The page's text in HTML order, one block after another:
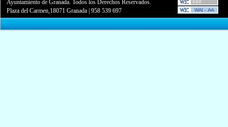
Ayuntamiento de Granada. Todos los Derechos Reservados.
Plaza del Carmen,18071 Granada |958 539 697